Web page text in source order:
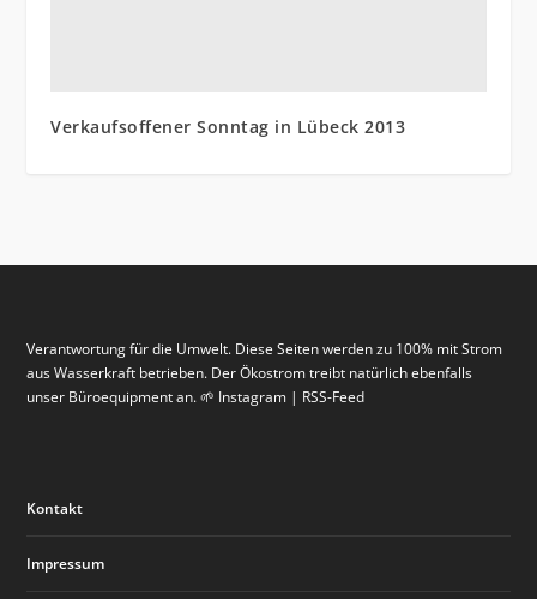
Verkaufsoffener Sonntag in Lübeck 2013
Verantwortung für die Umwelt. Diese Seiten werden zu 100% mit Strom
aus Wasserkraft betrieben. Der Ökostrom treibt natürlich ebenfalls
unser Büroequipment an. 🌱 Instagram | RSS-Feed
Kontakt
Impressum